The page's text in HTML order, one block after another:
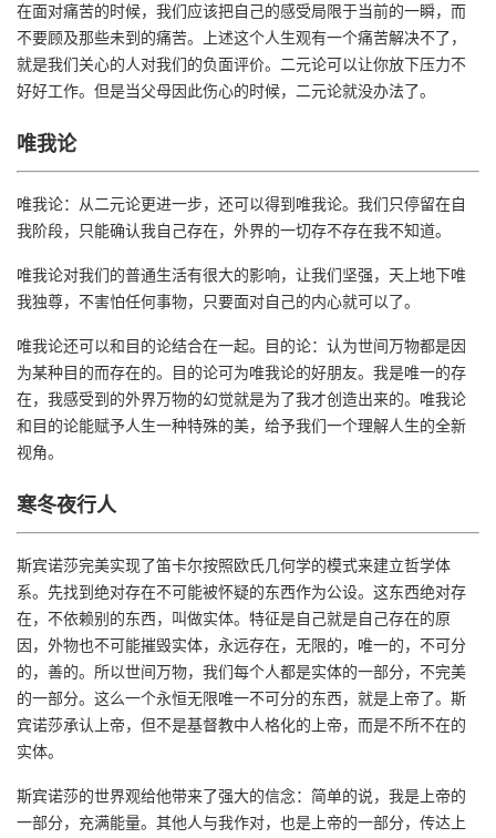
在面对痛苦的时候，我们应该把自己的感受局限于当前的一瞬，而
不要顾及那些未到的痛苦。上述这个人生观有一个痛苦解决不了，
就是我们关心的人对我们的负面评价。二元论可以让你放下压力不
好好工作。但是当父母因此伤心的时候，二元论就没办法了。
唯我论
唯我论：从二元论更进一步，还可以得到唯我论。我们只停留在自
我阶段，只能确认我自己存在，外界的一切存不存在我不知道。
唯我论对我们的普通生活有很大的影响，让我们坚强，天上地下唯
我独尊，不害怕任何事物，只要面对自己的内心就可以了。
唯我论还可以和目的论结合在一起。目的论：认为世间万物都是因
为某种目的而存在的。目的论可为唯我论的好朋友。我是唯一的存
在，我感受到的外界万物的幻觉就是为了我才创造出来的。唯我论
和目的论能赋予人生一种特殊的美，给予我们一个理解人生的全新
视角。
寒冬夜行人
斯宾诺莎完美实现了笛卡尔按照欧氏几何学的模式来建立哲学体
系。先找到绝对存在不可能被怀疑的东西作为公设。这东西绝对存
在，不依赖别的东西，叫做实体。特征是自己就是自己存在的原
因，外物也不可能摧毁实体，永远存在，无限的，唯一的，不可分
的，善的。所以世间万物，我们每个人都是实体的一部分，不完美
的一部分。这么一个永恒无限唯一不可分的东西，就是上帝了。斯
宾诺莎承认上帝，但不是基督教中人格化的上帝，而是不所不在的
实体。
斯宾诺莎的世界观给他带来了强大的信念：简单的说，我是上帝的
一部分，充满能量。其他人与我作对，也是上帝的一部分，传达上